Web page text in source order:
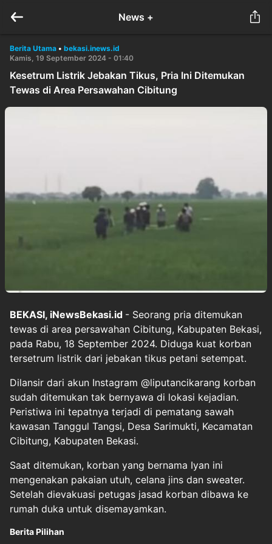
News +
Berita Utama • bekasi.inews.id
Kamis, 19 September 2024 - 01:40
Kesetrum Listrik Jebakan Tikus, Pria Ini Ditemukan
Tewas di Area Persawahan Cibitung
BEKASI, iNewsBekasi.id - Seorang pria ditemukan
tewas di area persawahan Cibitung, Kabupaten Bekasi,
pada Rabu, 18 September 2024. Diduga kuat korban
tersetrum listrik dari jebakan tikus petani setempat.
Dilansir dari akun Instagram @liputancikarang korban
sudah ditemukan tak bernyawa di lokasi kejadian.
Peristiwa ini tepatnya terjadi di pematang sawah
kawasan Tanggul Tangsi, Desa Sarimukti, Kecamatan
Cibitung, Kabupaten Bekasi.
Saat ditemukan, korban yang bernama Iyan ini
mengenakan pakaian utuh, celana jins dan sweater.
Setelah dievakuasi petugas jasad korban dibawa ke
rumah duka untuk disemayamkan.
Berita Pilihan